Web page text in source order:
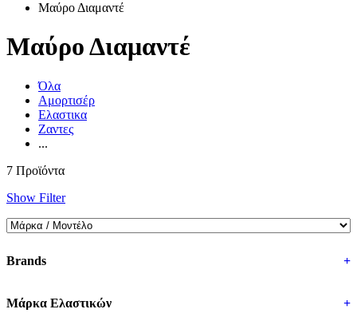
Μαύρο Διαμαντέ
Μαύρο Διαμαντέ
Όλα
Αμορτισέρ
Ελαστικα
Ζαντες
...
7 Προϊόντα
Show Filter
Brands +
Μάρκα Ελαστικών +